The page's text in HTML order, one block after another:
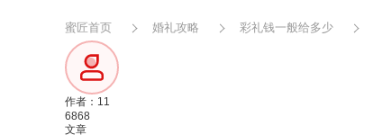
蜜匠首页 婚礼攻略 彩礼钱一般给多少
作者：11
6868
文章